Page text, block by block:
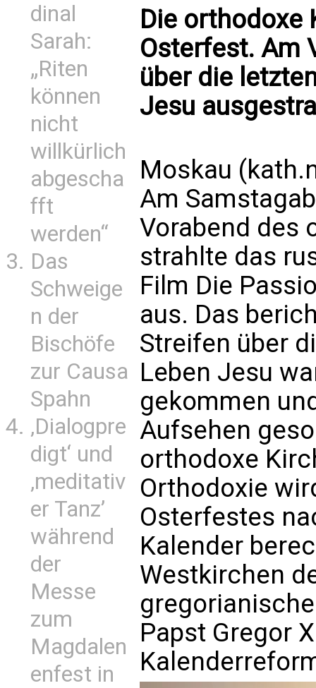
dinal
Sarah:
„Riten
können
nicht
willkürlich
abgescha
fft
werden“
Das
Schweige
n der
Bischöfe
zur Causa
Spahn
‚Dialogpre
digt‘ und
‚meditativ
er Tanz’
während
der
Messe
zum
Magdalen
enfest in
Die orthodoxe
Osterfest. Am
über die
Jesu
Moskau
Am
Vorabend des
strahlte das
Film Die
aus. Das
Streifen über
Leben Jesu
gekommen
Aufsehen
orthodoxe
Orthodoxie
Osterfestes
Kalender
Westkirchen
Papst Gregor